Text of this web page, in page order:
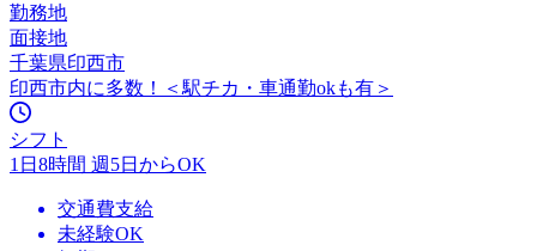
勤務地
面接地
千葉県印西市
印西市内に多数！＜駅チカ・車通勤okも有＞
シフト
1日8時間 週5日からOK
交通費支給
未経験OK